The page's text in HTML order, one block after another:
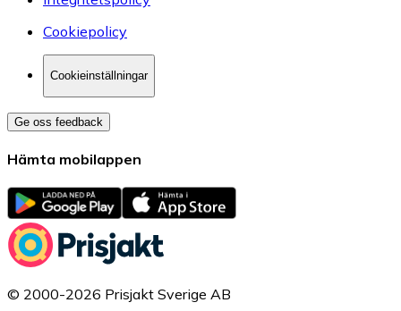
Cookiepolicy
Cookieinställningar
Ge oss feedback
Hämta mobilappen
© 2000-2026 Prisjakt Sverige AB